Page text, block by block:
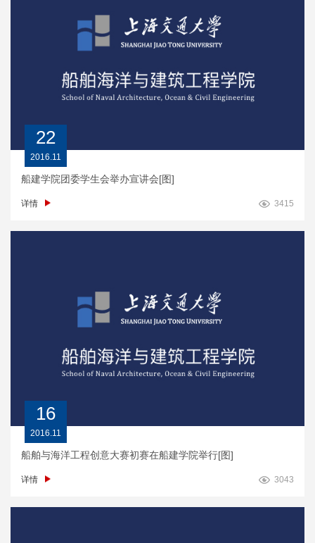
22
2016.11
船建学院团委学生会举办宣讲会[图]
详情 3415
16
2016.11
船舶与海洋工程创意大赛初赛在船建学院举行[图]
详情 3043